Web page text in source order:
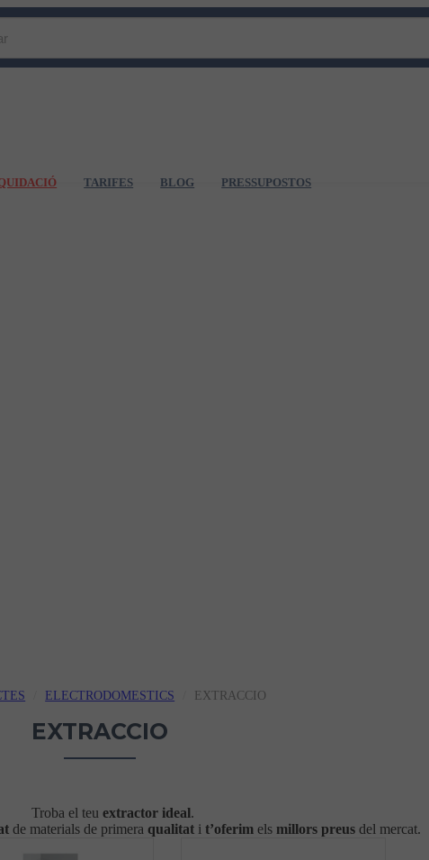
TARIFES BLOG PRESSUPOSTOS
ELECTRODOMESTICS EXTRACCIO
EXTRACCIO
Troba el teuextractor ideal.
de materials de primera qualitat it’oferim els millors preus del mercat.